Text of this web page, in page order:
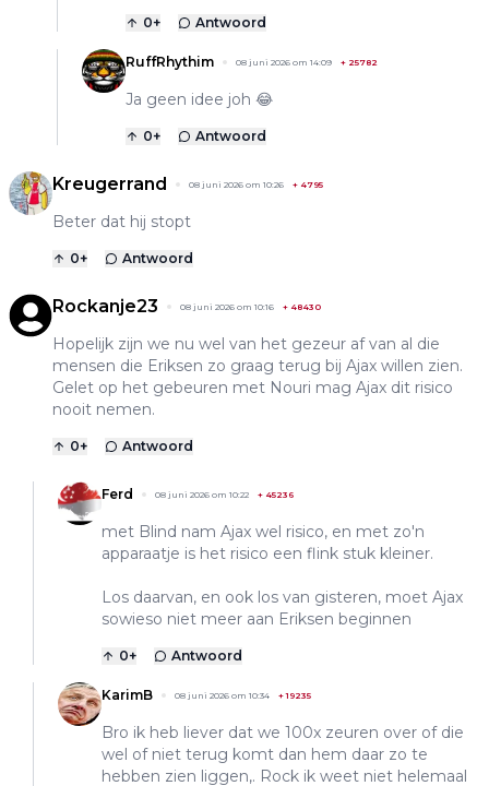
0+ Antwoord
RuffRhythim 08 juni 2026 om 14:09 + 25782
Ja geen idee joh 😂
0+ Antwoord
Kreugerrand 08 juni 2026 om 10:26 + 4795
Beter dat hij stopt
0+ Antwoord
Rockanje23 08 juni 2026 om 10:16 + 48430
Hopelijk zijn we nu wel van het gezeur af van al die
mensen die Eriksen zo graag terug bij Ajax willen zien.
Gelet op het gebeuren met Nouri mag Ajax dit risico
nooit nemen.
0+ Antwoord
Ferd 08 juni 2026 om 10:22 + 45236
met Blind nam Ajax wel risico, en met zo'n
apparaatje is het risico een flink stuk kleiner.
Los daarvan, en ook los van gisteren, moet Ajax
sowieso niet meer aan Eriksen beginnen
0+ Antwoord
KarimB 08 juni 2026 om 10:34 +19235
Bro ik heb liever dat we 100x zeuren over of die
wel of niet terug komt dan hem daar zo te
hebben zien liggen,. Rock ik weet niet helemaal